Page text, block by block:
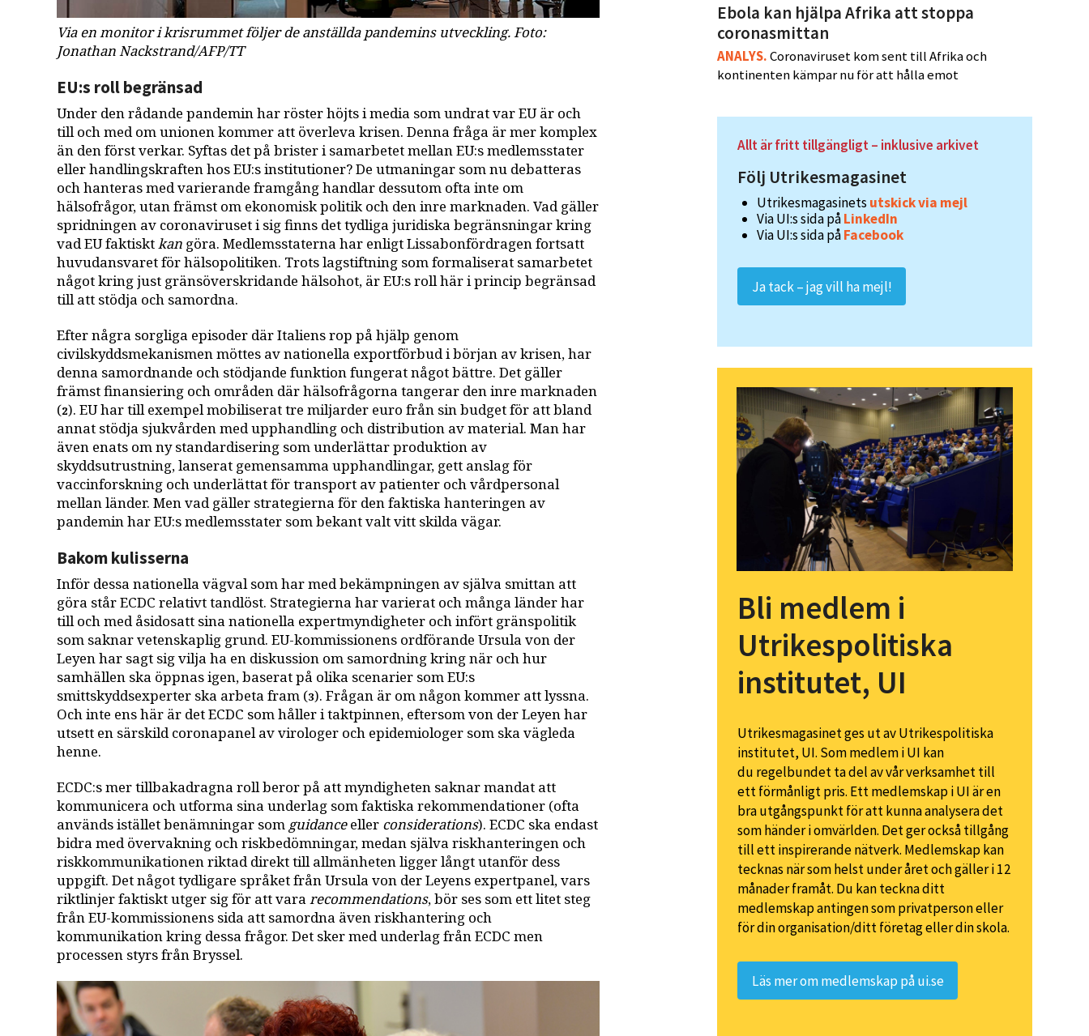
Via en monitor i krisrummet följer de anställda pandemins utveckling. Foto:
Jonathan Nackstrand/AFP/TT
EU:s roll begränsad
Under den rådande pandemin har röster höjts i media som undrat var EU är och
till och med om unionen kommer att överleva krisen. Denna fråga är mer komplex
än den först verkar. Syftas det på brister i samarbetet mellan EU:s medlemsstater
eller handlingskraften hos EU:s institutioner? De utmaningar som nu debatteras
och hanteras med varierande framgång handlar dessutom ofta inte om
hälsofrågor, utan främst om ekonomisk politik och den inre marknaden. Vad gäller
spridningen av coronaviruset i sig finns det tydliga juridiska begränsningar kring
vad EU faktisktkan göra. Medlemsstaterna har enligt Lissabonfördragen fortsatt
huvudansvaret för hälsopolitiken. Trots lagstiftning som formaliserat samarbetet
något kring just gränsöverskridande hälsohot, är EU:s roll här i princip begränsad
till att stödja och samordna.
Efter några sorgliga episoder där Italiens rop på hjälp genom
civilskyddsmekanismen möttes av nationella exportförbud i början av krisen, har
denna samordnande och stödjande funktion fungerat något bättre. Det gäller
främst finansiering och områden där hälsofrågorna tangerar den inre marknaden
(2). EU har till exempel mobiliserat tre miljarder euro från sin budget för att bland
annat stödja sjukvården med upphandling och distribution av material. Man har
även enats om ny standardisering som underlättar produktion av
skyddsutrustning, lanserat gemensamma upphandlingar, gett anslag för
vaccinforskning och underlättat för transport av patienter och vårdpersonal
mellan länder. Men vad gäller strategierna för den faktiska hanteringen av
pandemin har EU:s medlemsstater som bekant valt vitt skilda vägar.
Bakom kulisserna
Inför dessa nationella vägval som har med bekämpningen av själva smittan att
göra står ECDC relativt tandlöst. Strategierna har varierat och många länder har
till och med åsidosatt sina nationella expertmyndigheter och infört gränspolitik
som saknar vetenskaplig grund. EU-kommissionens ordförande Ursula von der
Leyen har sagt sig vilja ha en diskussion om samordning kring när och hur
samhällen ska öppnas igen, baserat på olika scenarier som EU:s
smittskyddsexperter ska arbeta fram (3). Frågan är om någon kommer att lyssna.
Och inte ens här är det ECDC som håller i taktpinnen, eftersom von der Leyen har
utsett en särskild coronapanel av virologer och epidemiologer som ska vägleda
henne.
ECDC:s mer tillbakadragna roll beror på att myndigheten saknar mandat att
kommunicera och utforma sina underlag som faktiska rekommendationer (ofta
används istället benämningar som guidanceeller considerations). ECDC ska endast
bidra med övervakning och riskbedömningar, medan själva riskhanteringen och
riskkommunikationen riktad direkt till allmänheten ligger långt utanför dess
uppgift. Det något tydligare språket från Ursula von der Leyens expertpanel, vars
riktlinjer faktiskt utger sig för att vararecommendations, bör ses som ett litet steg
från EU-kommissionens sida att samordna även riskhantering och
kommunikation kring dessa frågor. Det sker med underlag från ECDC men
processen styrs från Bryssel.
Ebola kan hjälpa Afrika att stoppa
coronasmittan
ANALYS.Coronaviruset kom sent till Afrika och
kontinenten kämpar nu för att hålla emot
Allt är fritt tillgängligt – inklusive arkivet
Följ Utrikesmagasinet
Utrikesmagasinetsutskick via mejl
Via UI:s sida påLinkedIn
Via UI:s sida påFacebook
Ja tack – jag vill ha mejl!
Bli medlem i
Utrikespolitiska
institutet, UI
Utrikesmagasinet ges ut av Utrikespolitiska
institutet, UI. Som medlem i UI kan
du regelbundet ta del av vår verksamhet till
ett förmånligt pris. Ett medlemskap i UI är en
bra utgångspunkt för att kunna analysera det
som händer i omvärlden. Det ger också tillgång
till ett inspirerande nätverk. Medlemskap kan
tecknas när som helst under året och gäller i 12
månader framåt. Du kan teckna ditt
medlemskap antingen som privatperson eller
för din organisation/ditt företag eller din skola.
Läs mer om medlemskap på ui.se